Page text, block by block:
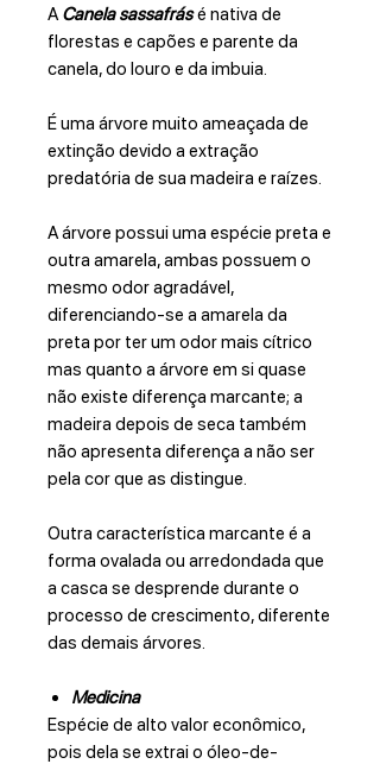
ACanela sassafrásé nativa de
florestas e capões e parente da
canela, do louro e da imbuia.
É uma árvore muito ameaçada de
extinção devido a extração
predatória de sua madeira e raízes.
A árvore possui uma espécie preta e
outra amarela, ambas possuem o
mesmo odor agradável,
diferenciando-se a amarela da
preta por ter um odor mais cítrico
mas quanto a árvore em si quase
não existe diferença marcante; a
madeira depois de seca também
não apresenta diferença a não ser
pela cor que as distingue.
Outra característica marcante é a
forma ovalada ou arredondada que
a casca se desprende durante o
processo de crescimento, diferente
das demais árvores.
Medicina
Espécie de alto valor econômico,
pois dela se extrai o óleo-de-